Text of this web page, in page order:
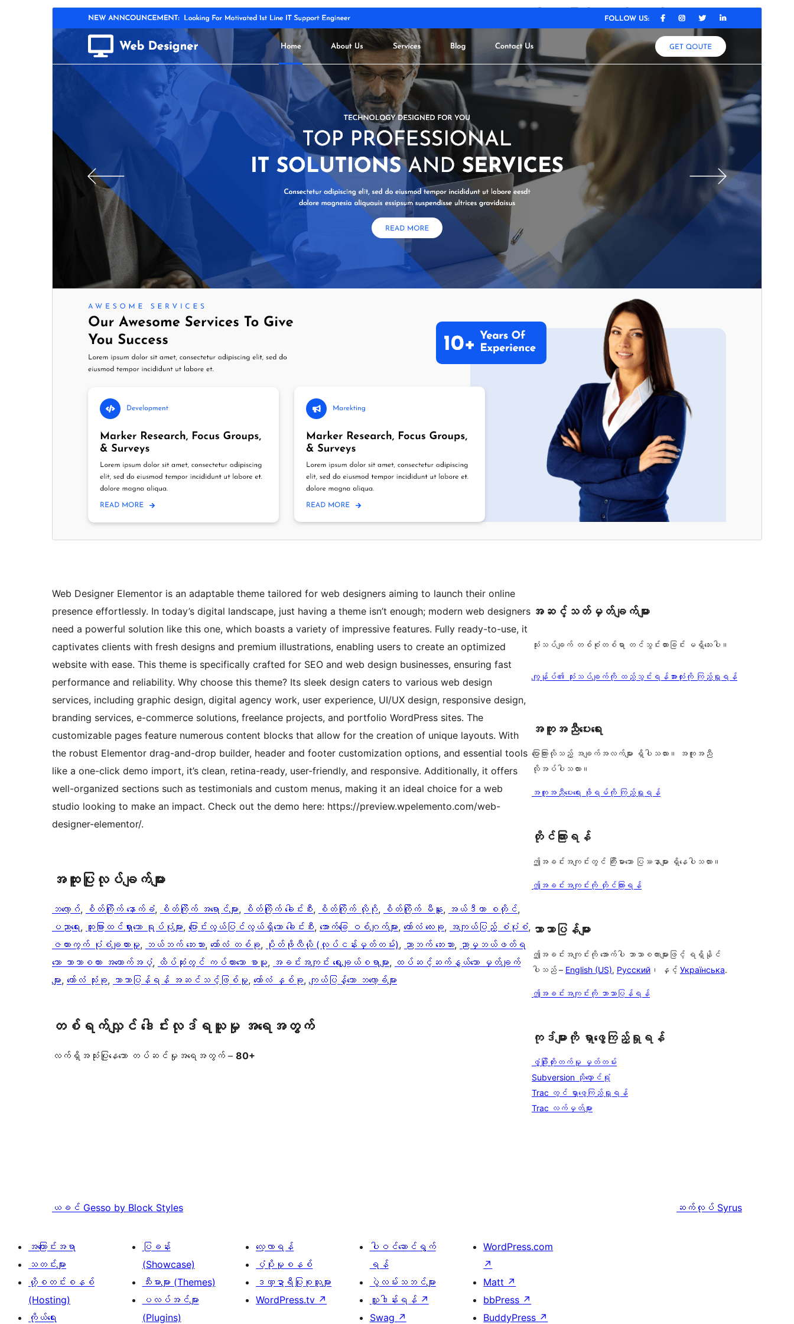
စီးပွားရေးဖြစ် အခင်းအကျင်း
ဤအခင်းအကျင်းသည် အခမဲ့ဖြစ်သော်လည်း အပိုဆောင်း
အခကြေးငွေပေးရသော စီးပွားဖြစ် အဆင့်မြှင့်တင်မှုများ သို့မဟုတ်
ပံ့ပိုးကူညီမှုများကို ပေးဆောင်ပါသည်။
အစမ်းကြည့်ရှုရန်
ဗားရှင်း
0.6.5
နောက်ဆုံး မွမ်းမံခဲ့သည့် အချိန်
ဇူလိုင် 15, 2026
လက်ရှိအသုံးပြုနေသော တပ်ဆင်မှုများ
5.0
PHP ဗားရှင်း
အခင်းအကျင်း၏ ပင်မစာမျက်နှာ
Web Designer Elementor is an adaptable theme tailored for web designers aiming to launch their online
presence effortlessly. In today’s digital landscape, just having a theme isn’t enough; modern web designers
need a powerful solution like this one, which boasts a variety of impressive features. Fully ready-to-use, it
captivates clients with fresh designs and premium illustrations, enabling users to create an optimized
website with ease. This theme is specifically crafted for SEO and web design businesses, ensuring fast
performance and reliability. Why choose this theme? Its sleek design caters to various web design
services, including graphic design, digital agency work, user experience, UI/UX design, responsive design,
branding services, e-commerce solutions, freelance projects, and portfolio WordPress sites. The
customizable pages feature numerous content blocks that allow for the creation of unique layouts. With
the robust Elementor drag-and-drop builder, header and footer customization options, and essential tools
like a one-click demo import, it’s clean, retina-ready, user-friendly, and responsive. Additionally, it offers
well-organized sections such as testimonials and custom menus, making it an ideal choice for a web
studio looking to make an impact. Check out the demo here: https://preview.wpelemento.com/web-
designer-elementor/.
အ​ထူး​ပြု​လုပ်​ချက်​များ
ဘလော့ဂ်, စိတ်ကြိုက် နောက်ခံ, စိတ်ကြိုက် အရောင်များ, စိတ်ကြိုက် ခေါင်းစီး, စိတ်ကြိုက် လိုဂို, စိတ်ကြိုက် မီနူး, အယ်ဒီတာ စတိုင်
ပညာရေး, ထူးခြားထင်ရှားသော ရုပ်ပုံများ, ပြောင်းလွယ်ပြင်လွယ်ရှိသော ခေါင်းစီး, အောက်ခြေ ဝစ်ဂျက်များ, ကော်လံ လေးခု, အကျယ်ပြည့် စံပုံစံ
ဇယားကွက် ပုံစံချထားမှု, ဘယ်ဘက် ဘေးဘား, ကော်လံ တစ်ခု, ပိုတ်ဖိုလီယို (လုပ်ငန်းမှတ်တမ်း), ညာဘက် ဘေးဘား, ညာမှဘယ်ဖတ်ရ
သော ဘာသာစကား အထောက်အပံ့, ထိပ်ဆုံးတွင် ကပ်ထားသော စာမူ, အခင်းအကျင်း ရွေးချယ်စရာများ, ထပ်ဆင့်ဆက်နွယ်သော မှတ်ချက်
များ, ကော်လံ သုံးခု, ဘာသာပြန်ရန် အဆင်သင့်ဖြစ်မှု, ကော်လံ နှစ်ခု, ကျယ်ပြန့်သော ဘလော့ခ်များ
တစ်ရက်လျှင် ဒေါင်းလုဒ်ရယူမှု အရေအတွက်
လက်ရှိအသုံးပြုနေသော တပ်ဆင်မှုအရေအတွက် – 80+
အဆင့်သတ်မှတ်ချက်များ
သုံးသပ်ချက် တစ်စုံတစ်ရာ တင်သွင်းထားခြင်း မရှိသေးပါ။
ကျွန်ုပ်၏ သုံးသပ်ချက်ကို ထည့်သွင်းရန်သုံးသပ်
အားလုံးကို ကြည့်ရှုရန်
အကူအညီပေးရေး
ပြောကြားလိုသည့် အချက်အလက်များ ရှိပါသလား။ အကူအညီ
လိုအပ်ပါသလား။
အကူအညီပေးရေး ဖိုရမ်ကို ကြည့်ရှုရန်
တိုင်ကြားရန်
ဤအခင်းအကျင်းတွင် ကြီးမားသော ပြဿနာများ ရှိနေပါသလား။
ဤအခင်းအကျင်းကို တိုင်ကြားရန်
ဘာသာပြန်များ
ဤအခင်းအကျင်းကို အောက်ပါ ဘာသာစကားများဖြင့် ရရှိနိုင်
ပါသည် – English (US), Русский ၊ နှင့် Українська.
ဤအခင်းအကျင်းကို ဘာသာပြန်ရန်
ကုဒ်များကို ရှာဖွေကြည့်ရှုရန်
ဖွံ့ဖြိုးတိုးတက်မှု မှတ်တမ်း
Subversion သိုလှောင်ရုံ
Trac တွင် ရှာဖွေကြည့်ရှုရန်
Trac လက်မှတ်များ
ယခင် Gesso by Block Styles ဆက်လုပ် Syrus
အကြောင်းအရာ
သတင်းများ
ဟို့စတင်းစနစ်
(Hosting)
ကိုယ်ရေး
ပြခန်း
(Showcase)
သီးမားများ (Themes)
ပလပ်အင်များ
(Plugins)
လေ့လာရန်
ပံ့ပိုးမှုစနစ်
ဒဏ္ဍာရီပြုစုသူများ
WordPress.tv ↗
ပါဝင်ဆောင်ရွက်
ရန်
ပွဲလမ်းသဘင်များ
လှူဒါန်းရန် ↗
Swag ↗
WordPress.com
↗
Matt ↗
bbPress ↗
BuddyPress ↗